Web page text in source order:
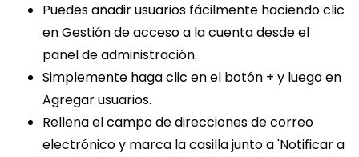
Puedes añadir usuarios fácilmente haciendo clic
en Gestión de acceso a la cuenta desde el
panel de administración.
Simplemente haga clic en el botón + y luego en
Agregar usuarios.
Rellena el campo de direcciones de correo
electrónico y marca la casilla junto a 'Notificar a